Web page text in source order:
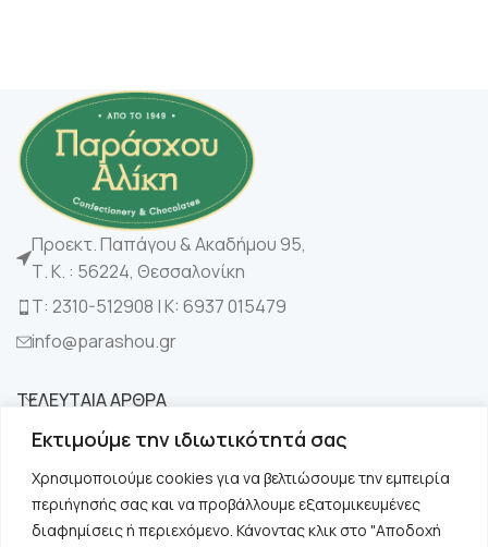
Εκτιμούμε την ιδιωτικότητά σας
Χρησιμοποιούμε cookies για να βελτιώσουμε την εμπειρία
περιήγησής σας και να προβάλλουμε εξατομικευμένες
διαφημίσεις ή περιεχόμενο. Κάνοντας κλικ στο "Αποδοχή
Προεκτ. Παπάγου & Ακαδήμου 95,
Τ. Κ. : 56224, Θεσσαλονίκη
Τ: 2310-512908 | K: 6937 015479
info@parashou.gr
ΤΕΛΕΥΤΑΙΑ ΑΡΘΡΑ
ΚΑΤΗΓΟΡΙΕΣ
ΧΡΗΣΙΜΑ